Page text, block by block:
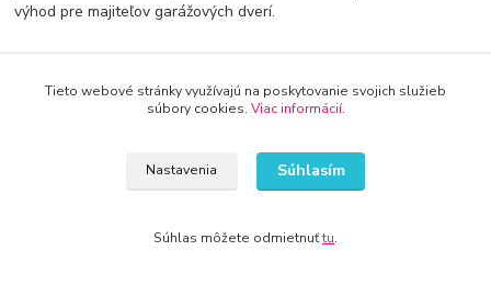
výhod pre majiteľov garážových dverí.
Doprava od 30€ zadarmo
Využite dopravu úplne zadarmo
8 rokov na trhu
Tieto webové stránky využívajú na poskytovanie svojich služieb
súbory cookies. Viac informácií.
Nastavenia Súhlasím
Súhlas môžete odmietnuťtu.